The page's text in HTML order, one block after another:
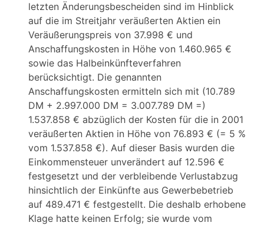
letzten Änderungsbescheiden sind im Hinblick
auf die im Streitjahr veräußerten Aktien ein
Veräußerungspreis von 37.998 € und
Anschaffungskosten in Höhe von 1.460.965 €
sowie das Halbeinkünfteverfahren
berücksichtigt. Die genannten
Anschaffungskosten ermitteln sich mit (10.789
DM + 2.997.000 DM = 3.007.789 DM =)
1.537.858 € abzüglich der Kosten für die in 2001
veräußerten Aktien in Höhe von 76.893 € (= 5 %
vom 1.537.858 €). Auf dieser Basis wurden die
Einkommensteuer unverändert auf 12.596 €
festgesetzt und der verbleibende Verlustabzug
hinsichtlich der Einkünfte aus Gewerbebetrieb
auf 489.471 € festgestellt. Die deshalb erhobene
Klage hatte keinen Erfolg; sie wurde vom